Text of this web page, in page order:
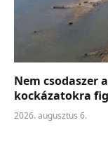
Nem csodaszer
kockázatokra
2026. augusztus 6.